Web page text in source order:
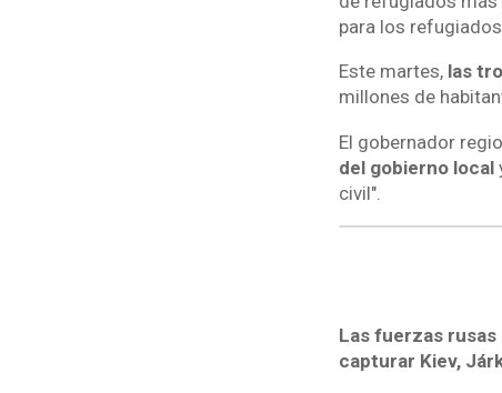
para los refugiados
Este martes, las
millones de
El gobernador
del gobierno local
civil".
Las fuerzas
capturar Kiev,